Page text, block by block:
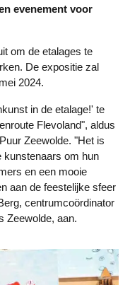
evenement voor
De expositie zal
2024.
Flevoland", aldus
Zeewolde. "Het is
kunstenaars om hun
en een mooie
aan de feestelijke sfeer
centrumcoördinator
Zeewolde, aan.